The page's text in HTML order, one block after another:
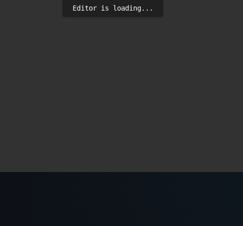
Editor is loading...